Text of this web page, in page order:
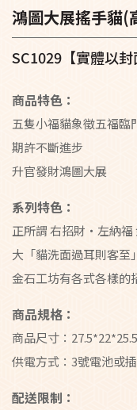
鴻圖大展搖手貓(
SC1029【實體以
商品特色：
五隻小福貓象徵五福臨
期許不斷進步
升官發財鴻圖大展
系列特色：
正所謂 右招財‧左納福
大「貓洗面過耳則客至
金石工坊有各式各樣的
商品規格：
商品尺寸：
供電方式：3號電池或
配送限制：